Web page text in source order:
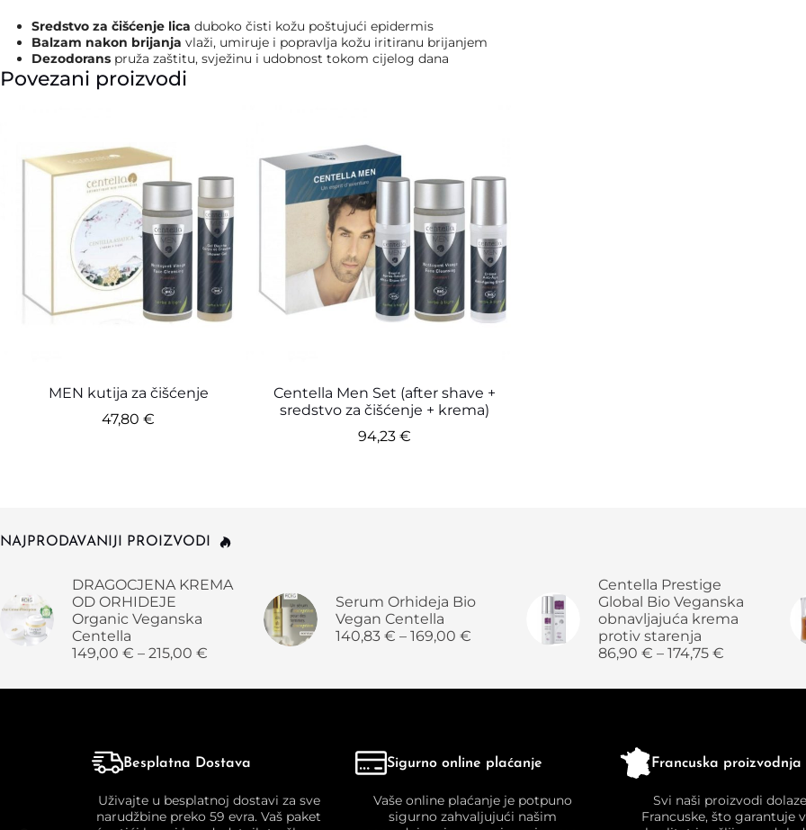
Sredstvo za čišćenje lica duboko čisti kožu poštujući epidermis
Balzam nakon brijanja vlaži, umiruje i popravlja kožu iritiranu brijanjem
Dezodorans pruža zaštitu, svježinu i udobnost tokom cijelog dana
Povezani proizvodi
MEN kutija za čišćenje
47,80 €
Centella Men Set (after shave +
sredstvo za čišćenje + krema)
94,23 €
NAJPRODAVANIJI PROIZVODI
DRAGOCJENA KREMA
OD ORHIDEJE
Organic Veganska
Centella
149,00 € – 215,00 €
Serum Orhideja Bio
Vegan Centella
140,83 € – 169,00 €
Centella Prestige
Global Bio Veganska
obnavljajuća krema
protiv starenja
86,90 € – 174,75 €
Besplatna Dostava
Uživajte u besplatnoj dostavi za sve
narudžbine preko 59 evra. Vaš paket
Sigurno online plaćanje
Vaše online plaćanje je potpuno
sigurno zahvaljujući našim
Francuska proizvodnja
Svi naši proizvodi
Francuske, što garantuje